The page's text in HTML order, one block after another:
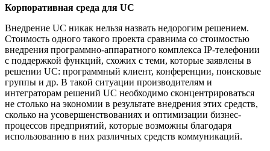
Корпоративная среда для UC
Внедрение UC никак нельзя назвать недорогим решением.
Стоимость одного такого проекта сравнима со стоимостью
внедрения программно-аппаратного комплекса IP-телефонии
с поддержкой функций, схожих с теми, которые заявлены в
решении UC: программный клиент, конференции, поисковые
группы и др. В такой ситуации производителям и
интеграторам решений UC необходимо сконцентрироваться
не столько на экономии в результате внедрения этих средств,
сколько на усовершенствованиях и оптимизации бизнес-
процессов предприятий, которые возможны благодаря
использованию в них различных средств коммуникаций.